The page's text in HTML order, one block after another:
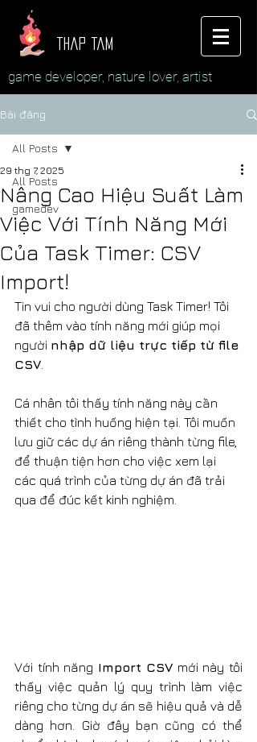
thap tam
game developer, nature lover, artist
Bài đăng
All Posts
gamedev
All Posts
Nâng Cao Hiệu Suất Làm
Việc Với Tính Năng Mới
Của Task Timer: CSV
Import!
29 thg 7, 2025
Tin vui cho người dùng Task Timer! Tôi
đã thêm vào tính năng mới giúp mọi
người nhập dữ liệu trực tiếp từ file
CSV
Cá nhân tôi thấy tính năng này cần
thiết cho tình huống hiện tại. Tôi muốn
lưu giữ các dự án riêng thành từng file,
để thuận tiện hơn cho việc xem lại
các quá trình của từng dự án đã trải
qua để đúc kết kinh nghiệm.
Với tính năng Import CSV mới này tôi
thấy việc quản lý quy trình làm việc
riêng cho từng dự án sẽ hiệu quả và dễ
dàng hơn. Giờ đây bạn cũng có thể